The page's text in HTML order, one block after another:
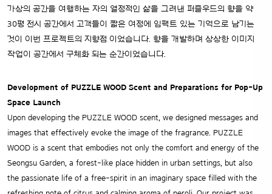
가상의 공간을 여행하는 자의 열정적인 삶을 그려낸 퍼즐우드의 향을 약
30평 전시 공간에서 고객들이 짧은 여정에 임팩트 있는 기억으로 남기는
것이 이번 프로젝트의 지향점 이었습니다. 향을 개발하며 상상한 이미지
작업이 공간에서 구체화 되는 순간이었습니다.
Development of PUZZLE WOOD Scent and Preparations for Pop-Up
Space Launch
Upon developing the PUZZLE WOOD scent, we designed messages and
images that effectively evoke the image of the fragrance. PUZZLE
WOOD is a scent that embodies not only the comfort and energy of the
Seongsu Garden, a forest-like place hidden in urban settings, but also
the passionate life of a free-spirit in an imaginary space filled with the